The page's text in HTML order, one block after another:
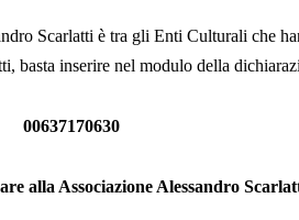
Scarlatti è tra gli Enti Culturali
basta inserire nel modulo della
00637170630
alla Associazione Alessandro